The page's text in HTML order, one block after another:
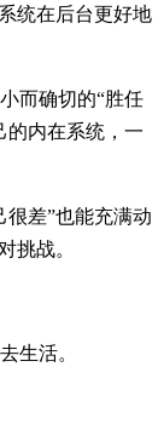
统在后台更好地
而确切的“胜任
的内在系统，一
很差”也能充满动
挑战。
生活。